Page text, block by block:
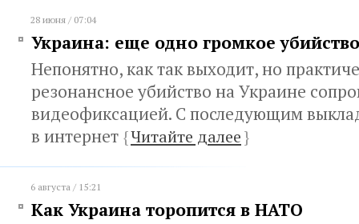
28 июня / 07:04
Украина: еще одно громкое убийство
Непонятно, как так выходит, но
резонансное убийство на Украине
видеофиксацией. С последующим
в интернет {Читайте далее}
6 августа / 15:21
Как Украина торопится в НАТО